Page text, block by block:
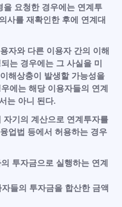
을 요청한 경우에는 연계투
사를 재확인한 후에 연계대
자와 다른 이용자 간의 이해
는 경우에는 그 사실을 미
해상충이 발생할 가능성을
에는 해당 이용자들의 연계
는 아니 된다.
기의 계산으로 연계투자를
업법 등에서 허용하는 경우
투자금으로 실행하는 연계
들의 투자금을 합산한 금액